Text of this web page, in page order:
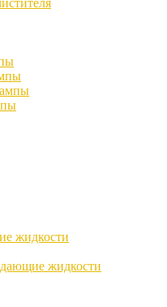
жидкости
жидкости